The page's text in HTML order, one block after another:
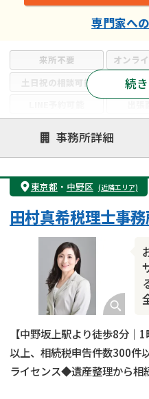
来所不要 オンラ
土日祝の相談可能
19時
注力案件
遺言書作成・遺言執行
相
遺産分割
遺留分
相続手続き
銀
成年後見・任意後見
相続人調査
相
相続トラブル
続
専門家へ
事務所詳細
東京都 ・ 中野区 (近隣エリア)
田村真希税理士事
【中野坂上駅より徒歩8分
以上、相続税申告件数300件
ライセンス◆遺産整理から相
可能◆20年以上の実務経験